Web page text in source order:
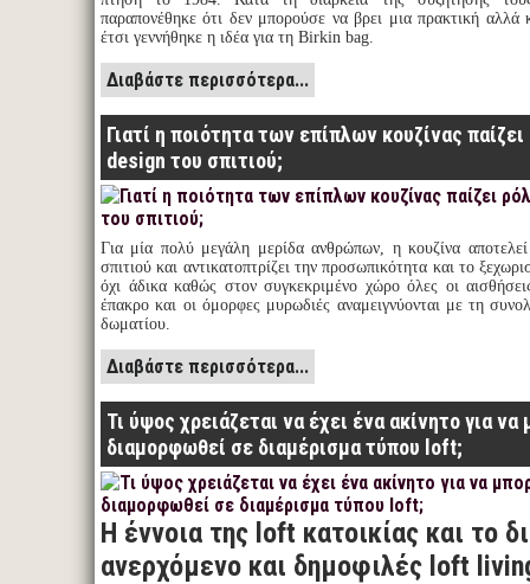
παραπονέθηκε ότι δεν μπορούσε να βρει μια πρακτική αλλά
έτσι γεννήθηκε η ιδέα για τη Birkin bag.
Διαβάστε περισσότερα...
Γιατί η ποιότητα των επίπλων κουζίνας
design του σπιτιού;
Για μία πολύ μεγάλη μερίδα ανθρώπων, η κουζίνα
σπιτιού και αντικατοπτρίζει την προσωπικότητα και το
όχι άδικα καθώς στον συγκεκριμένο χώρο όλες οι
έπακρο και οι όμορφες μυρωδιές αναμειγνύονται με τη
δωματίου.
Διαβάστε περισσότερα...
Τι ύψος χρειάζεται να έχει ένα ακίνητο για να
διαμορφωθεί σε διαμέρισμα τύπου loft;
Η έννοια της loft κατοικίας και το
ανερχόμενο και δημοφιλές loft